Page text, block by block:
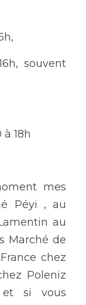
souvent
18h
mes
Péyi , au
au
Marché de
chez
Poleniz
et si vous